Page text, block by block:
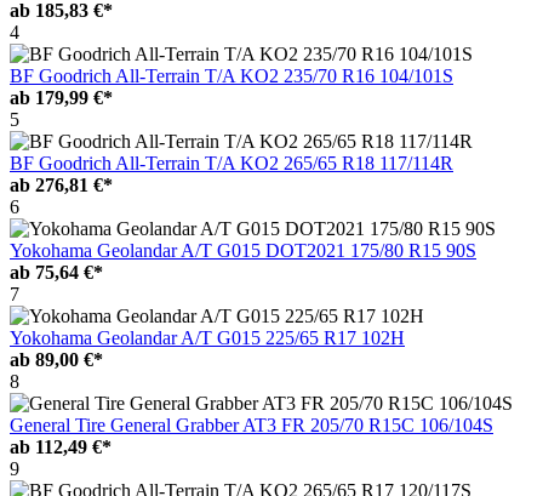
ab 185,83 €*
4
BF Goodrich All-Terrain T/A KO2 235/70 R16 104/101S
ab 179,99 €*
5
BF Goodrich All-Terrain T/A KO2 265/65 R18 117/114R
ab 276,81 €*
6
Yokohama Geolandar A/T G015 DOT2021 175/80 R15 90S
ab 75,64 €*
7
Yokohama Geolandar A/T G015 225/65 R17 102H
ab 89,00 €*
8
General Tire General Grabber AT3 FR 205/70 R15C 106/104S
ab 112,49 €*
9